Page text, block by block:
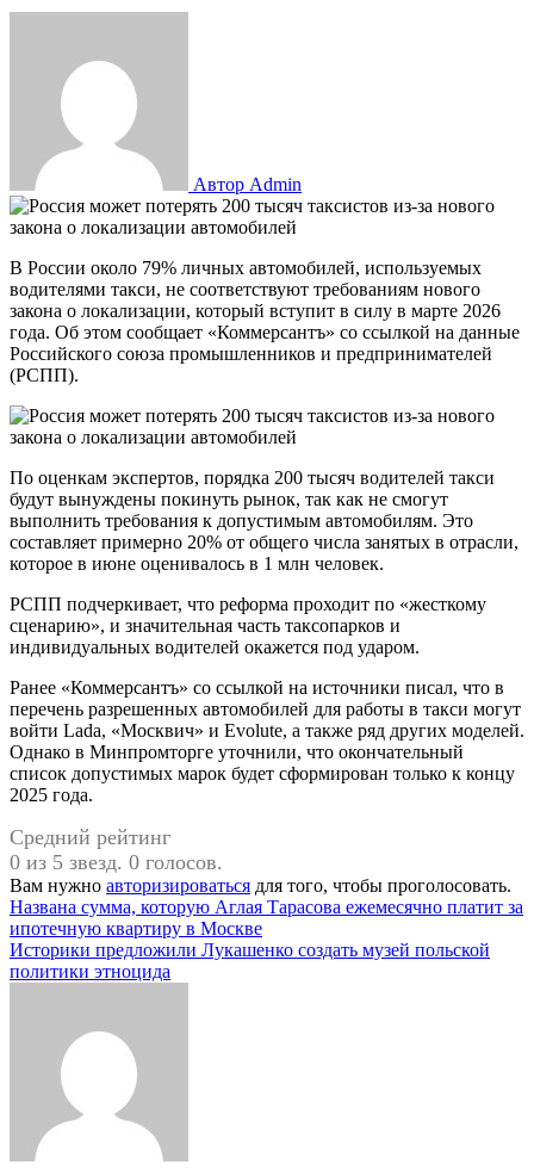
Автор Admin
В России около 79% личных автомобилей, используемых
водителями такси, не соответствуют требованиям нового
закона о локализации, который вступит в силу в марте 2026
года. Об этом сообщает «Коммерсантъ» со ссылкой на данные
Российского союза промышленников и предпринимателей
(РСПП).
По оценкам экспертов, порядка 200 тысяч водителей такси
будут вынуждены покинуть рынок, так как не смогут
выполнить требования к допустимым автомобилям. Это
составляет примерно 20% от общего числа занятых в отрасли,
которое в июне оценивалось в 1 млн человек.
РСПП подчеркивает, что реформа проходит по «жесткому
сценарию», и значительная часть таксопарков и
индивидуальных водителей окажется под ударом.
Ранее «Коммерсантъ» со ссылкой на источники писал, что в
перечень разрешенных автомобилей для работы в такси могут
войти Lada, «Москвич» и Evolute, а также ряд других моделей.
Однако в Минпромторге уточнили, что окончательный
список допустимых марок будет сформирован только к концу
2025 года.
Средний рейтинг
0 из 5 звезд. 0 голосов.
Вам нужно авторизироваться для того, чтобы проголосовать.
Навигация
по
записям
Названа сумма, которую Аглая Тарасова ежемесячно платит за
ипотечную квартиру в Москве
Историки предложили Лукашенко создать музей польской
политики этноцида